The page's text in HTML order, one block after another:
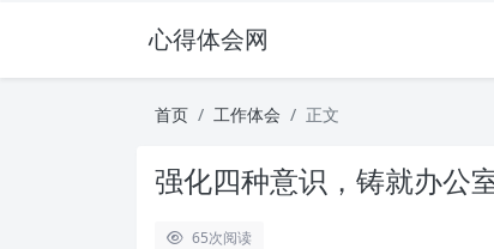
心得体会网
首页 工作体会 正文
强化四种意识，铸就办公
65次阅读